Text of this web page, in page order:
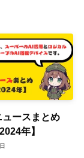
ースまとめ
年】